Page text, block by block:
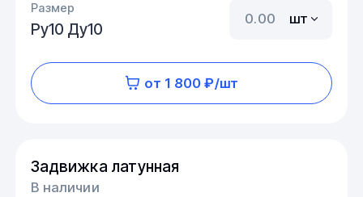
Размер
Ру10 Ду10
шт
от 1 800 ₽/шт
Задвижка латунная
В наличии